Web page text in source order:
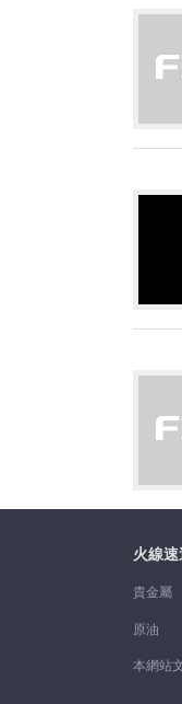
票權
公開
要，
制定
受打
月底
勢。(
性在
日元
美元/
彈，
那麼
鎊/美
圖 來
彈，
分析
性下
盎司
續承
1900
滑，
新數
貨幣
加坡
示，
一場
歐市
1900
“恐怖
媒體
菇？
7%，
關鍵
報
行的
於
匯價
時間
業平
元/加
銷售
勢產
升
卡和
都有
標逐
(歐元/
保持
間。
目前
4小時
推動匯
為看
元/加
二意
7.31
一降
行周
央行
動發
2.5%
資在
不斷
出人
盎司
信托公
界第
火線速
貴金屬
原油
本網站